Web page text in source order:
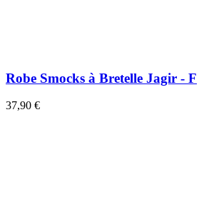
Robe Smocks à Bretelle Jagir - F
37,90 €